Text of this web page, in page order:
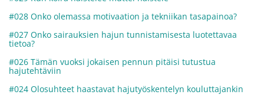
#028 Onko olemassa motivaation ja tekniikan tasapainoa?
#027 Onko sairauksien hajun tunnistamisesta luotettavaa
tietoa?
#026 Tämän vuoksi jokaisen pennun pitäisi tutustua
hajutehtäviin
#024 Olosuhteet haastavat hajutyöskentelyn kouluttajankin